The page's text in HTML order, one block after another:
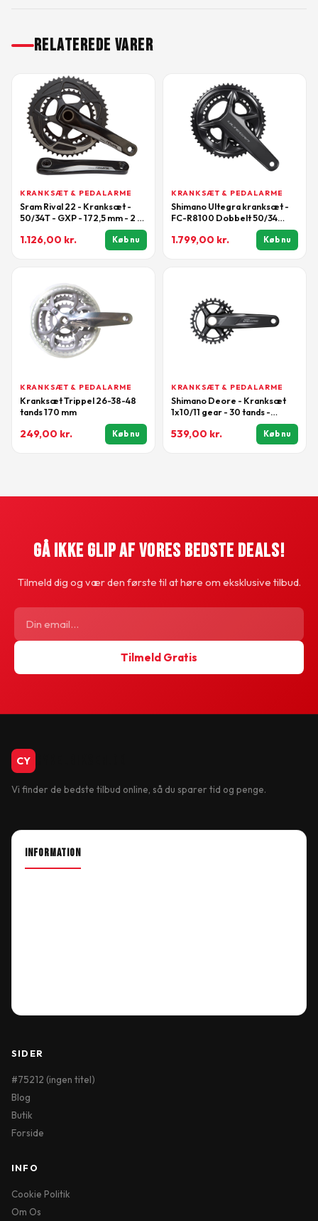
RELATEREDE VARER
KRANKSÆT & PEDALARME
Sram Rival 22 - Kranksæt -
50/34T - GXP - 172,5 mm - 2 x
1.126,00 kr. Køb nu
KRANKSÆT & PEDALARME
Shimano Ultegra kranksæt -
FC-R8100 Dobbelt 50/34
tands 175mm pedalarme
1.799,00 kr. Køb nu
KRANKSÆT & PEDALARME
Kranksæt Trippel 26-38-48
tands 170 mm
249,00 kr. Køb nu
KRANKSÆT & PEDALARME
Shimano Deore - Kranksæt
1x10/11 gear - 30 tands -
170mm pedalarme - M5100
539,00 kr. Køb nu
Gå Ikke Glip Af Vores Bedste Deals!
Tilmeld dig og vær den første til at høre om eksklusive tilbud.
Tilmeld Gratis
CY
Vi finder de bedste tilbud online, så du sparer tid og penge.
INFORMATION
SIDER
#75212 (ingen titel)
Blog
Butik
Forside
INFO
Cookie Politik
Om Os